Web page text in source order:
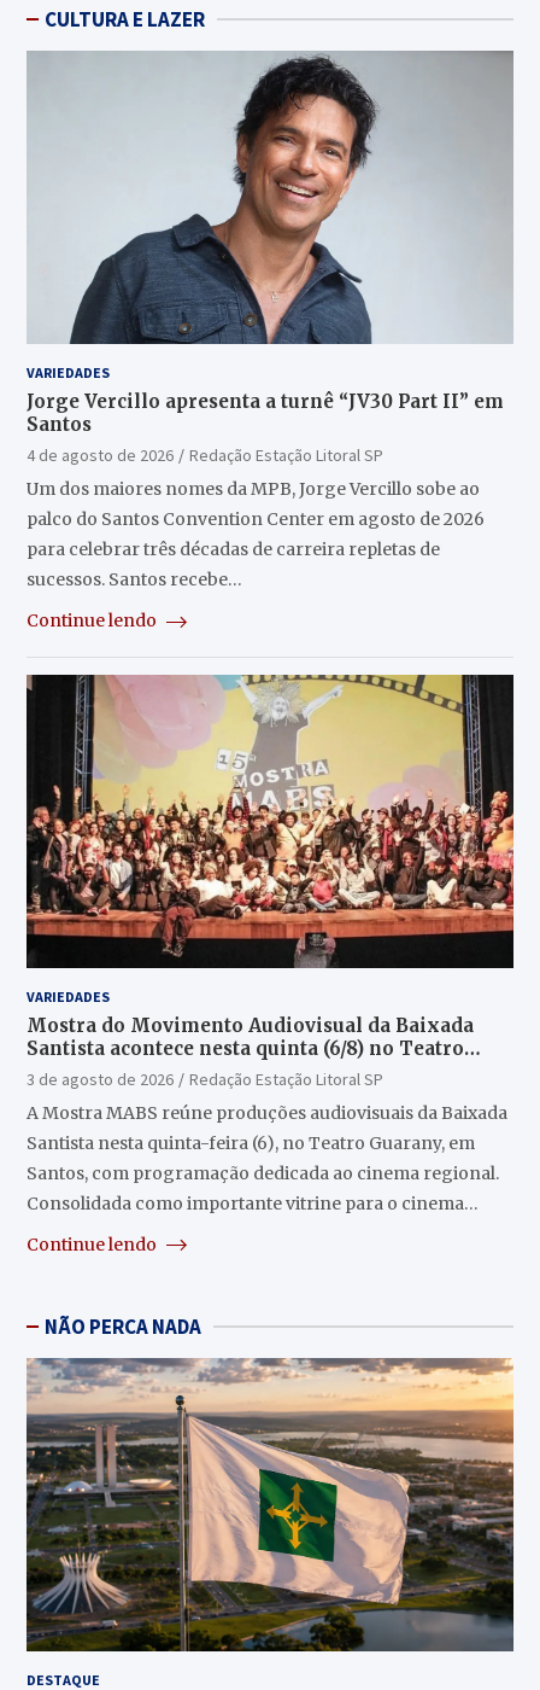
CULTURA E LAZER
VARIEDADES
Jorge Vercillo apresenta a turnê “JV30 Part II” em
Santos
4 de agosto de 2026
Redação Estação Litoral SP
Um dos maiores nomes da MPB, Jorge Vercillo sobe ao
palco do Santos Convention Center em agosto de 2026
para celebrar três décadas de carreira repletas de
sucessos. Santos recebe…
Continue lendo
VARIEDADES
Mostra do Movimento Audiovisual da Baixada
Santista acontece nesta quinta (6/8) no Teatro
Guarany
3 de agosto de 2026
Redação Estação Litoral SP
A Mostra MABS reúne produções audiovisuais da Baixada
Santista nesta quinta-feira (6), no Teatro Guarany, em
Santos, com programação dedicada ao cinema regional.
Consolidada como importante vitrine para o cinema…
Continue lendo
NÃO PERCA NADA
DESTAQUE